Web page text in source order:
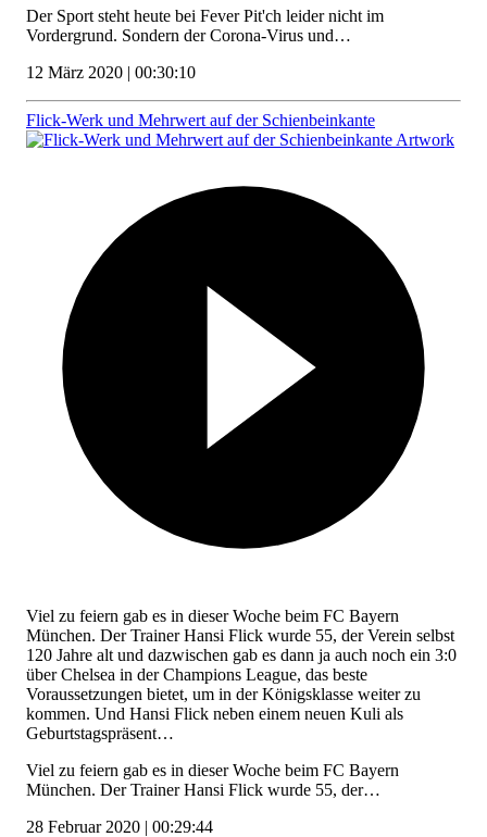
Der Sport steht heute bei Fever Pit'ch leider nicht im
Vordergrund. Sondern der Corona-Virus und…
12 März 2020 | 00:30:10
Flick-Werk und Mehrwert auf der Schienbeinkante
Viel zu feiern gab es in dieser Woche beim FC Bayern
München. Der Trainer Hansi Flick wurde 55, der Verein selbst
120 Jahre alt und dazwischen gab es dann ja auch noch ein 3:0
über Chelsea in der Champions League, das beste
Voraussetzungen bietet, um in der Königsklasse weiter zu
kommen. Und Hansi Flick neben einem neuen Kuli als
Geburtstagspräsent…
Viel zu feiern gab es in dieser Woche beim FC Bayern
München. Der Trainer Hansi Flick wurde 55, der…
28 Februar 2020 | 00:29:44